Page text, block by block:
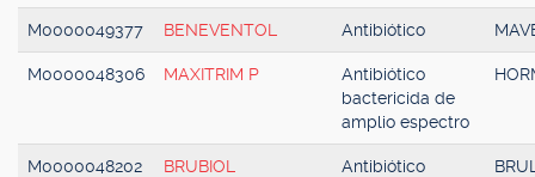
M0000049377 BENEVENTOL Antibiótico
M0000048306 MAXITRIM P
Antibiótico
bactericida de
amplio espectro
M0000048202 BRUBIOL Antibiótico